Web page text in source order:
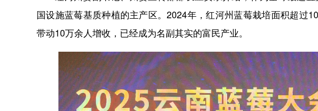
国设施蓝莓基质种植的主产区。2024年，红河州蓝莓栽培面积超过
带动10万余人增收，已经成为名副其实的富民产业。